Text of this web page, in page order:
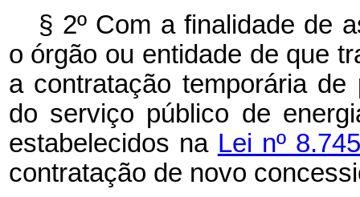
§ 2º Com a finalidade de
o órgão ou entidade de que
a contratação temporária
do serviço público de
estabelecidos na Lei nº
contratação de novo